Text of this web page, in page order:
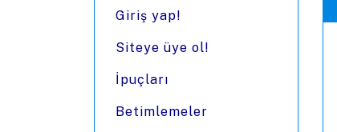
Giriş yap!
Siteye üye ol!
İpuçları
Betimlemeler